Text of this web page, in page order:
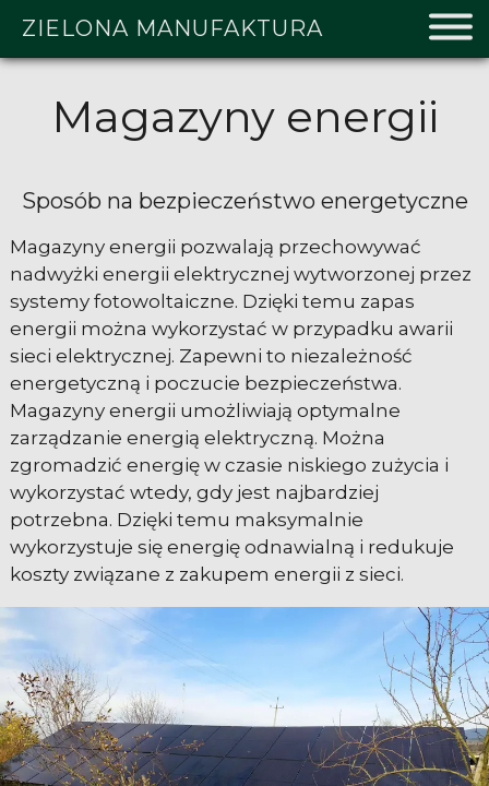
ZIELONA MANUFAKTURA
Magazyny energii
Sposób na bezpieczeństwo energetyczne
Magazyny energii pozwalają przechowywać
nadwyżki energii elektrycznej wytworzonej przez
systemy fotowoltaiczne. Dzięki temu zapas
energii można wykorzystać w przypadku awarii
sieci elektrycznej. Zapewni to niezależność
energetyczną i poczucie bezpieczeństwa.
Magazyny energii umożliwiają optymalne
zarządzanie energią elektryczną. Można
zgromadzić energię w czasie niskiego zużycia i
wykorzystać wtedy, gdy jest najbardziej
potrzebna. Dzięki temu maksymalnie
wykorzystuje się energię odnawialną i redukuje
koszty związane z zakupem energii z sieci.